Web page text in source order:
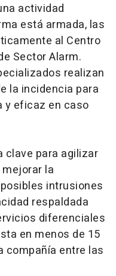
actividad
está armada, las
al Centro
Sector Alarm.
realizan
la incidencia para
y eficaz en caso
clave para agilizar
la
intrusiones
respaldada
diferenciales
en menos de 15
compañía entre las